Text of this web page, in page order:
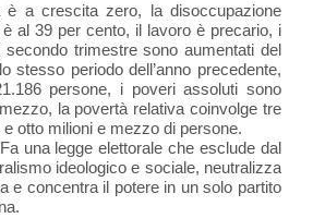
è a crescita zero, la disoccupazione
al 39 per cento, il lavoro è precario, i
secondo trimestre sono aumentati del
stesso periodo dell’anno precedente,
persone, i poveri assoluti sono
la povertà relativa coinvolge tre
e otto milioni e mezzo di persone.
una legge elettorale che esclude dal
ideologico e sociale, neutralizza
e concentra il potere in un solo partito